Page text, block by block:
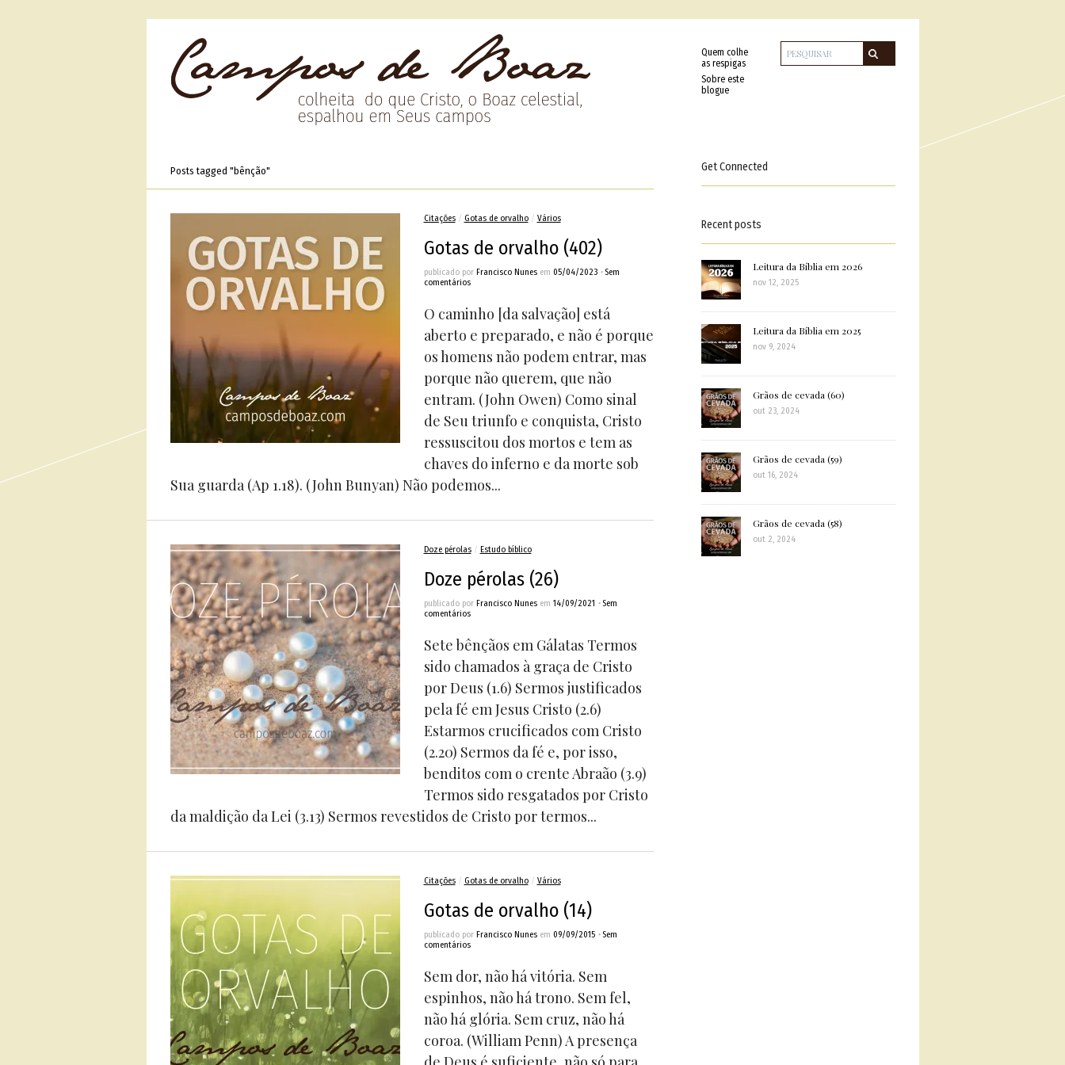
Quem colhe
as respigas
Sobre este
blogue
Posts tagged "bênção"
Citações/ Gotas de orvalho/ Vários
Gotas de orvalho (402)
publicado por Francisco Nunesem 05/04/2023 • Sem
comentários
O caminho [da salvação] está
aberto e preparado, e não é porque
os homens não podem entrar, mas
porque não querem, que não
entram. (John Owen) Como sinal
de Seu triunfo e conquista, Cristo
ressuscitou dos mortos e tem as
chaves do inferno e da morte sob
Sua guarda (Ap 1.18). (John Bunyan) Não podemos...
Doze pérolas/ Estudo bíblico
Doze pérolas (26)
publicado por Francisco Nunesem 14/09/2021 • Sem
comentários
Sete bênçãos em Gálatas Termos
sido chamados à graça de Cristo
por Deus (1.6) Sermos justificados
pela fé em Jesus Cristo (2.6)
Estarmos crucificados com Cristo
(2.20) Sermos da fé e, por isso,
benditos com o crente Abraão (3.9)
Termos sido resgatados por Cristo
da maldição da Lei (3.13) Sermos revestidos de Cristo por termos...
Citações/ Gotas de orvalho/ Vários
Gotas de orvalho (14)
publicado por Francisco Nunesem 09/09/2015 • Sem
comentários
Sem dor, não há vitória. Sem
espinhos, não há trono. Sem fel,
não há glória. Sem cruz, não há
coroa. (William Penn) A presença
Get Connected
Recent posts
Leitura da Bíblia em 2026
nov 12, 2025
Leitura da Bíblia em 2025
nov 9, 2024
Grãos de cevada (60)
out 23, 2024
Grãos de cevada (59)
out 16, 2024
Grãos de cevada (58)
out 2, 2024